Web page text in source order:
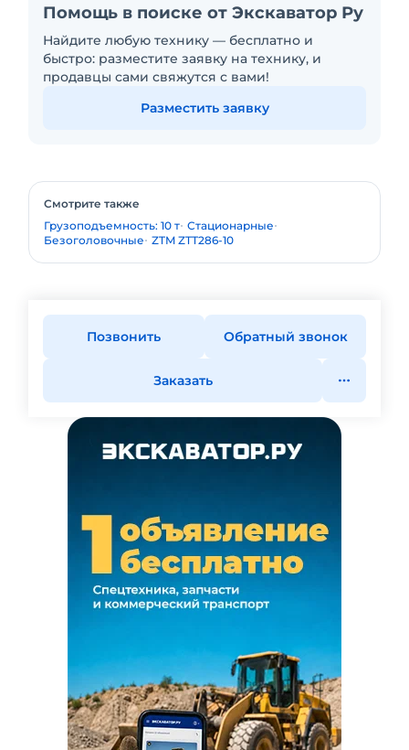
Помощь в поиске от Экскаватор Ру
Найдите любую технику — бесплатно и
быстро: разместите заявку на технику, и
продавцы сами свяжутся с вами!
Разместить заявку
Смотрите также
Грузоподъемность: 10 т Стационарные
Безоголовочные ZTM ZTT286-10
Позвонить Обратный звонок
Заказать